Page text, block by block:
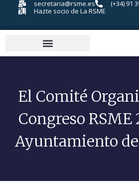
secretaria@rsme.es
(+34) 91
Hazte socio de La RSME
El Comité
Congreso RSME
Ayuntamiento